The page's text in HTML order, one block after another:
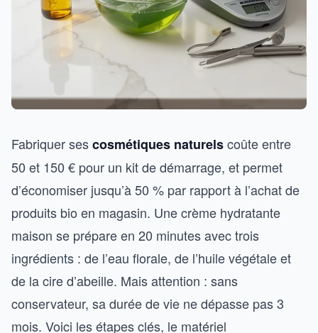
Fabriquer sescosmétiques naturelscoûte entre
50 et 150 € pour un kit de démarrage, et permet
d’économiser jusqu’à 50 % par rapport à l’achat de
produits bio en magasin. Une crème hydratante
maison se prépare en 20 minutes avec trois
ingrédients : de l’eau florale, de l’huile végétale et
de la cire d’abeille. Mais attention : sans
conservateur, sa durée de vie ne dépasse pas 3
mois. Voici les étapes clés, le matériel